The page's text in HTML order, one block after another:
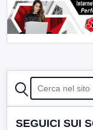
CERCA
SEGUICI SUI